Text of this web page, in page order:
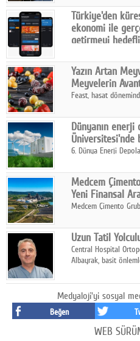
Turkish Bank'ın ticaret
karar verildi.
Türkiye'den
ekonomi ile
getirmeyi
ekonomi ile gerçek
kurmayı hedefleyen
Yazın Artan
Meyvelerin
Feast, hasat
pratik, güvenilir ve
Dünyanın enerji
Üniversitesi'nde
6. Dünya Enerji
sahipliğinde
Medcem
Yeni Finansal
Medcem Çimento
Uzun Tatil
Central Hospital
Albayrak, basit
Medyaloji'yi sosyal
Beğen
WEB